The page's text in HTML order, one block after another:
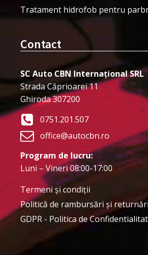
Tratament hidrofob pentru
Contact
SC Auto CBN Internațional SRL
Strada Căprioarei 11
Ghiroda 307200
0751.201.507
office@autocbn.ro
Program de lucru:
Luni – Vineri 08:00-17:00
Termeni şi condiţii
Politică de rambursări și returnări
GDPR - Politica de